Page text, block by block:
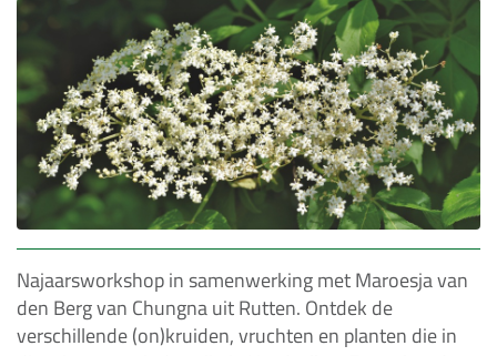
Najaarsworkshop in samenwerking met Maroesja van
den Berg van Chungna uit Rutten. Ontdek de
verschillende (on)kruiden, vruchten en planten die in